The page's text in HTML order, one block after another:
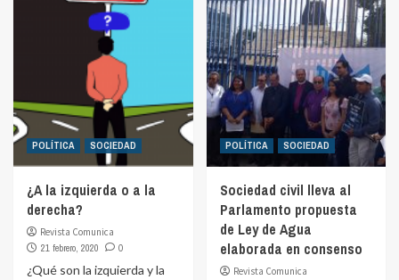
POLÍTICA SOCIEDAD
¿A la izquierda o a la
derecha?
Revista Comunica
21 febrero, 2020
0
¿Qué son la izquierda y la
POLÍTICA SOCIEDAD
Sociedad civil lleva al
Parlamento propuesta
de Ley de Agua
elaborada en consenso
Revista Comunica